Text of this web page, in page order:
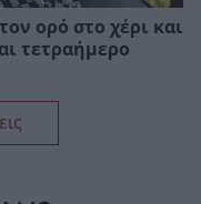
ορό στο χέρι και
τετραήμερο